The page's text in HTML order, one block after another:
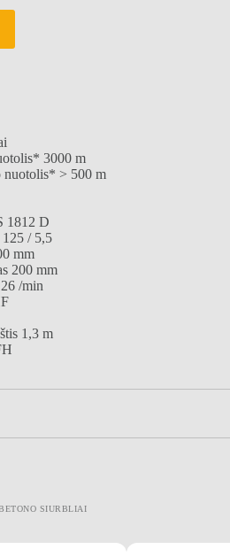
3000 m
nuotolis* > 500 m
1812 D
/ 5,5
mm
200 mm
/min
1,3 m
SIURBLIAI